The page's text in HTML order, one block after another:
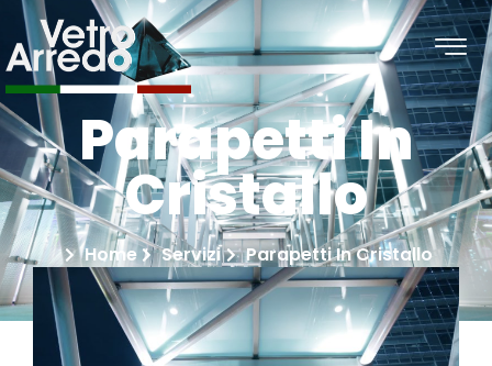
Parapetti In
Cristallo
Home Servizi Parapetti In Cristallo